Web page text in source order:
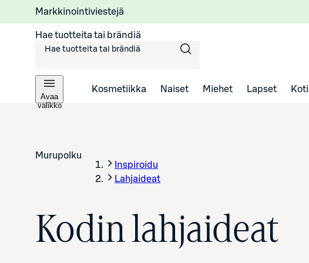
Markkinointiviestejä
Hae tuotteita tai brändiä
Avaa
valikko
Kosmetiikka Naiset Miehet Lapset Koti
Murupolku
Inspiroidu
Lahjaideat
Kodin lahjaideat